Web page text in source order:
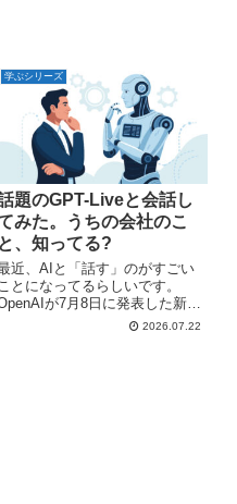
学ぶシリーズ
題のGPT-Liveと会話し
みた。うちの会社のこ
と、知ってる?
近、AIと「話す」のがすごい
とになってるらしいです。
が7月8日に発表した新し
い音声AI「GPT-Live」、みなさ
2026.07.22